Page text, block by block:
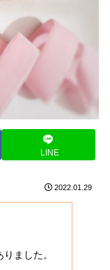
LINE
2022.01.29
ました。